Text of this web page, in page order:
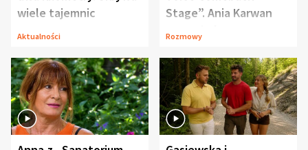
wiele tajemnic
Aktualności
Stage”. Ania Karwan
zapowiada
Rozmowy